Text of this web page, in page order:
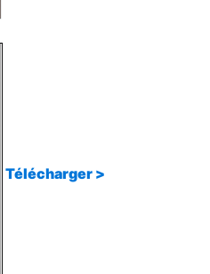
Télécharger >